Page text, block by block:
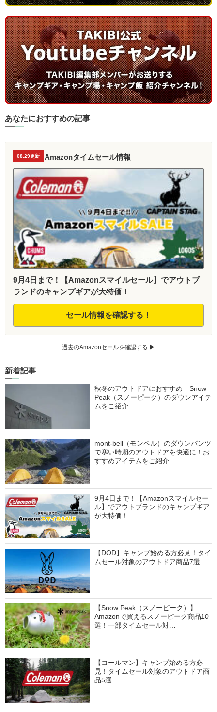
あなたにおすすめの記事
08.29更新 Amazonタイムセール情報
9月4日まで！【Amazonスマイルセール】でアウトブ
ランドのキャンプギアが大特価！
セール情報を確認する！
過去のAmazonセールを確認する ▶︎
新着記事
秋冬のアウトドアにおすすめ！Snow
Peak（スノーピーク）のダウンアイテ
ムをご紹介
mont-bell（モンベル）のダウンパンツ
で寒い時期のアウトドアを快適に！お
すすめアイテムをご紹介
9月4日まで！【Amazonスマイルセー
ル】でアウトブランドのキャンプギア
が大特価！
【DOD】キャンプ始める方必見！タイ
ムセール対象のアウトドア商品7選
【Snow Peak（スノーピーク）】
Amazonで買えるスノーピーク商品10
選！一部タイムセール対…
【コールマン】キャンプ始める方必
見！タイムセール対象のアウトドア商
品5選